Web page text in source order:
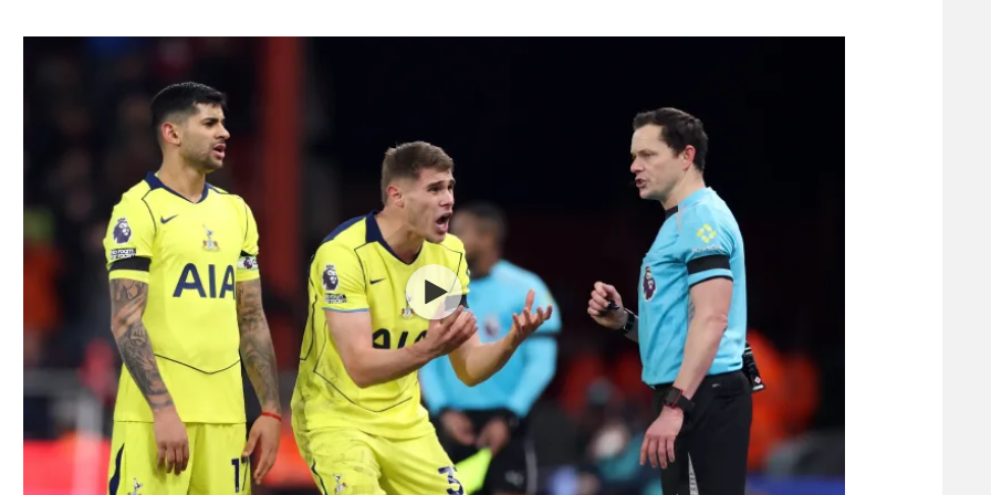
תקנון עבור פעילות ספורט 1 – "מרלן"
מדיניות פרטיות
תקנון פעילות ספורט 1
רשיון להקרנה פומבית לבית עסק
הצטרפות לחבילת הערוצים
לוח דרושים – ג'ובנט
תגיות
הפועל תל אביב
ליגה סינית